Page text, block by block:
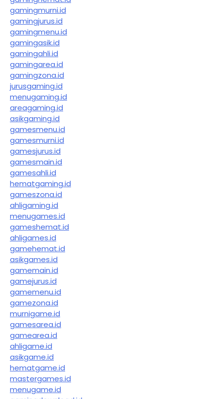
gamingmurni.id
gamingjurus.id
gamingmenu.id
gamingasik.id
gamingahli.id
gamingarea.id
gamingzona.id
jurusgaming.id
menugaming.id
areagaming.id
asikgaming.id
gamesmenu.id
gamesmurni.id
gamesjurus.id
gamesmain.id
gamesahli.id
hematgaming.id
gameszona.id
ahligaming.id
menugames.id
gameshemat.id
ahligames.id
gamehemat.id
asikgames.id
gamemain.id
gamejurus.id
gamemenu.id
gamezona.id
murnigame.id
gamesarea.id
gamearea.id
ahligame.id
asikgame.id
hematgame.id
mastergames.id
menugame.id